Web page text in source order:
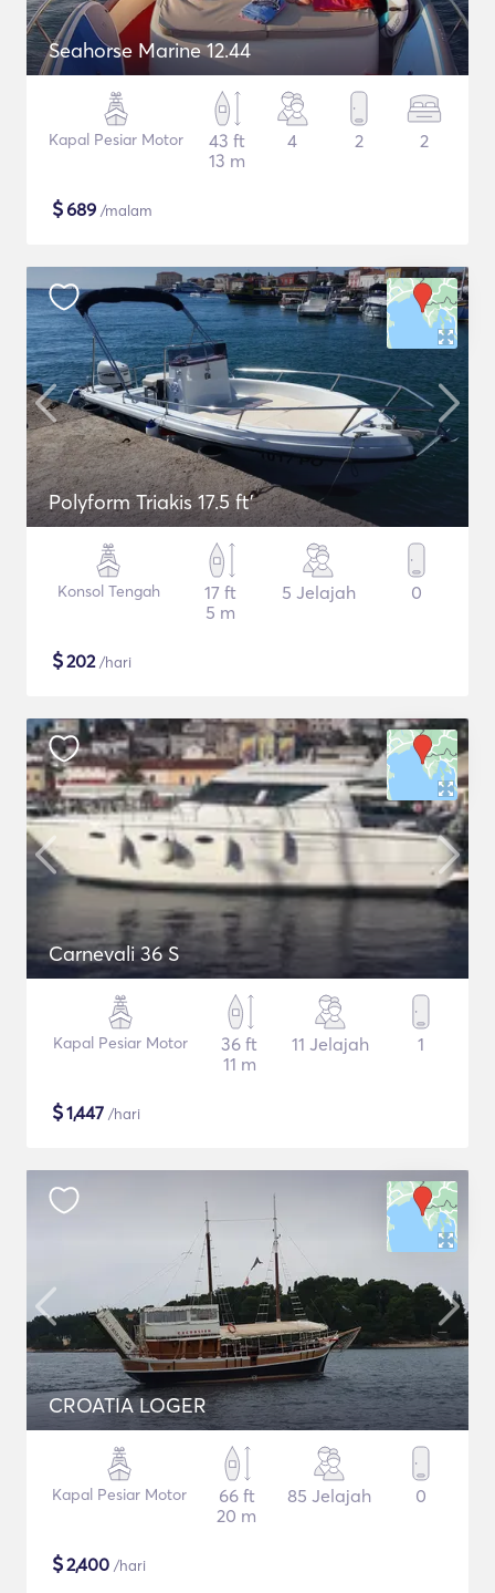
Seahorse Marine 12.44
Kapal Pesiar Motor
43 ft
13 m
4 2 2
$689 /malam
Polyform Triakis 17.5 ft'
Konsol Tengah
17 ft
5 m
5 Jelajah 0
$202/hari
Carnevali 36 S
Kapal Pesiar Motor
36 ft
11 m
11 Jelajah 1
$1,447 /hari
CROATIA LOGER
Kapal Pesiar Motor
66 ft
20 m
85 Jelajah 0
$2,400 /hari